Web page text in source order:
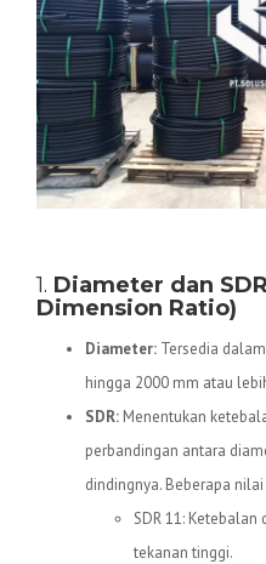
1. Diameter dan
Dimension Ratio)
Diameter: Tersedia
hingga 2000 mm atau
SDR: Menentukan
perbandingan antara
dindingnya. Beberapa
SDR 11:
tekanan tinggi.